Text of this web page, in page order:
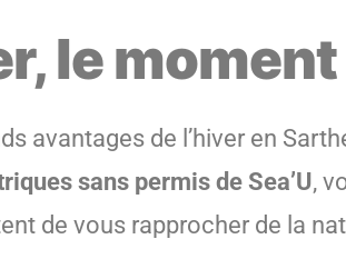
le
avantages de l’hiver en
sans permis de Sea’U,
de vous rapprocher de la